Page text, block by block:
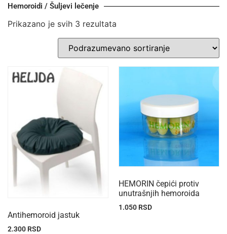
Hemoroidi / Šuljevi lečenje
Prikazano je svih 3 rezultata
Antihemoroid jastuk
2.300 RSD
HEMORIN čepići protiv
unutrašnjih hemoroida
1.050 RSD